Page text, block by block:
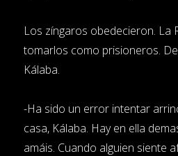
Los zíngaros obedecieron. La
tomarlos como prisioneros.
Kálaba.
-Ha sido un error intentar
casa, Kálaba. Hay en ella
amáis. Cuando alguien siente